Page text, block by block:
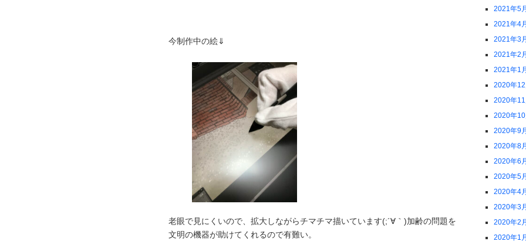
今制作中の絵⇓
老眼で見にくいので、拡大しながらチマチマ描いています(;´∀｀)加齢の問題を
文明の機器が助けてくれるので有難い。
2021年5月
2021年4月
2021年3月
2021年2月
2021年1月
2020年12
2020年11
2020年10
2020年9月
2020年8月
2020年6月
2020年5月
2020年4月
2020年3月
2020年2月
2020年1月